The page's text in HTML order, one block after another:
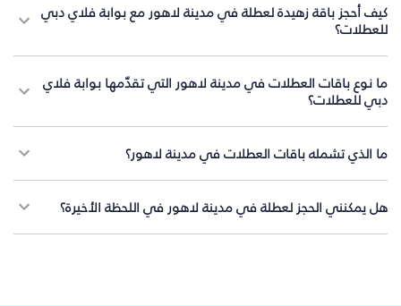
كيف أحجز باقة زهيدة لعطلة في مدينة لاهور مع بوابة فلاي دبي
للعطلات؟
ما نوع باقات العطلات في مدينة لاهور التي تقدّمها بوابة فلاي
دبي للعطلات؟
ما الذي تشمله باقات العطلات في مدينة لاهور؟
هل يمكنني الحجز لعطلة في مدينة لاهور في اللحظة الأخيرة؟